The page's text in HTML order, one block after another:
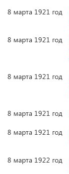
8 марта 1921 год
8 марта 1921 год
8 марта 1921 год
8 марта 1921 год
8 марта 1921 год
8 марта 1922 год